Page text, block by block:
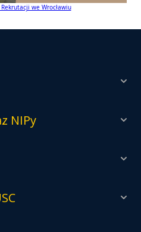
we Wrocławiu
NIPy